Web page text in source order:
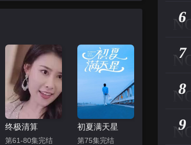
终极清算
第61-80集完结
初夏满天星
第75集完结
6
7
8
9